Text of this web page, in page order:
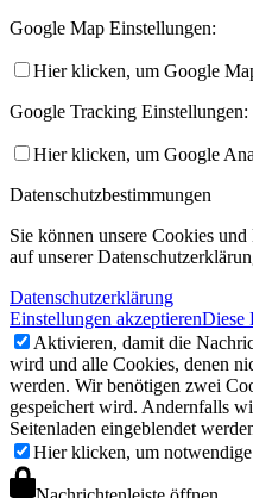
Google Map Einstellungen:
Hier klicken, um Google
Google Tracking Einstellungen:
Hier klicken, um Google
Datenschutzbestimmungen
Sie können unsere Cookies
auf unserer
Datenschutzerklärung
Einstellungen akzeptierenDiese
Aktivieren, damit die
wird und alle Cookies, denen
werden. Wir benötigen zwei
gespeichert wird. Andernfalls
Seitenladen eingeblendet
Hier klicken, um